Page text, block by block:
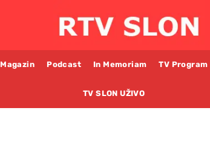
Magazin Podcast In Memoriam TV Program
TV SLON UŽIVO